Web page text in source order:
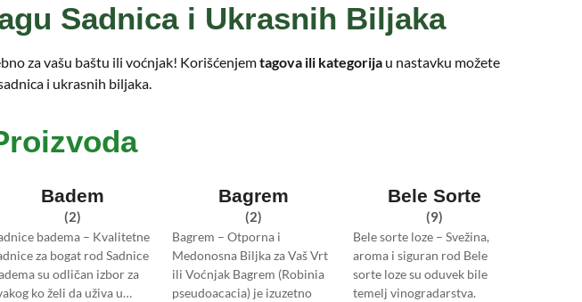
Sadnica i Ukrasnih Biljaka
za vašu baštu ili voćnjak! Korišćenjemtagova ili kategorijau nastavku možete
i ukrasnih biljaka.
Badem
(2)
badema – Kvalitetne
za bogat rod Sadnice
su odličan izbor za
ko želi da uživa u…
Bagrem
(2)
Bagrem – Otporna i
Medonosna Biljka za Vaš Vrt
ili Voćnjak Bagrem (Robinia
pseudoacacia) je izuzetno
Bele Sorte
(9)
Bele sorte loze – Svežina,
aroma i siguran rod Bele
sorte loze su oduvek bile
temelj vinogradarstva.